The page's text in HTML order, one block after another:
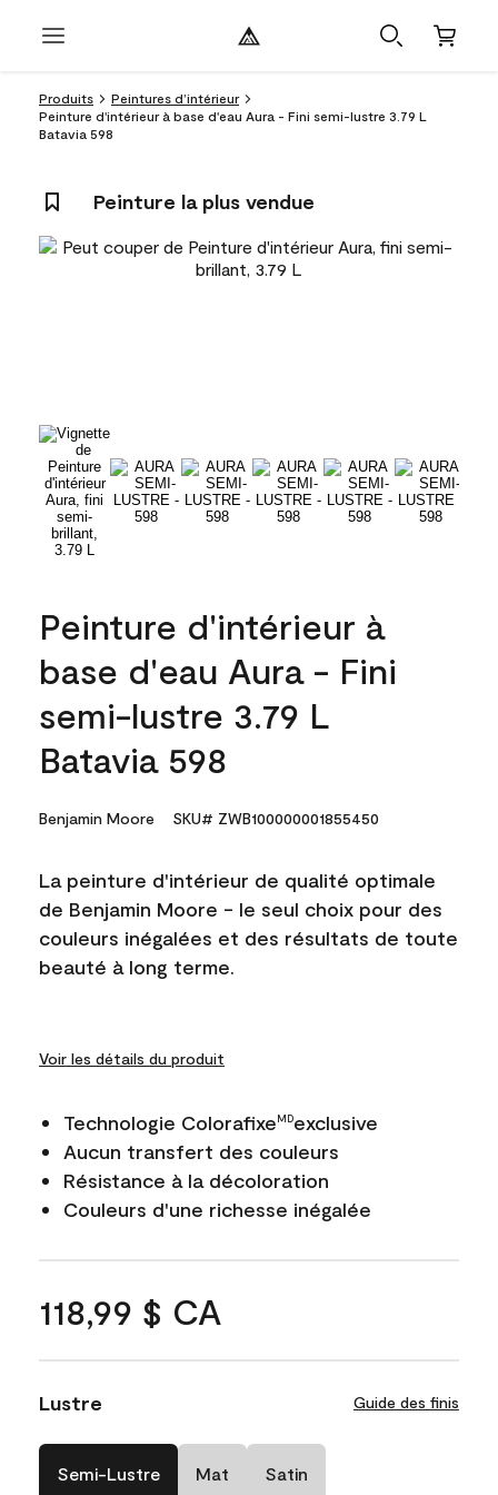
Produits
Peintures d’intérieur
Peinture d'intérieur à base d'eau Aura - Fini semi-lustre 3.79 L
Batavia 598
Peinture la plus vendue
Peinture d'intérieur à
base d'eau Aura - Fini
semi-lustre 3.79 L
Batavia 598
Benjamin Moore SKU# ZWB100000001855450
La peinture d'intérieur de qualité optimale
de Benjamin Moore - le seul choix pour des
couleurs inégalées et des résultats de toute
beauté à long terme.
Voir les détails du produit
Technologie ColorafixeMDexclusive
Aucun transfert des couleurs
Résistance à la décoloration
Couleurs d'une richesse inégalée
118,99 $ CA
Lustre Guide des finis
Semi-Lustre Mat Satin